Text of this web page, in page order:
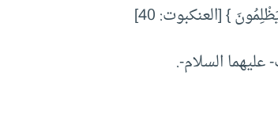
} [العنكبوت: 40]
السلام-.